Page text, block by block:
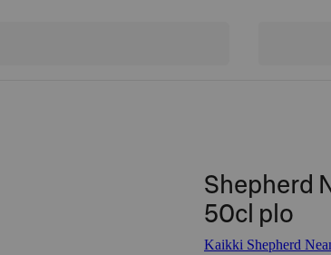
Shepherd
50cl plo
Kaikki Shepherd